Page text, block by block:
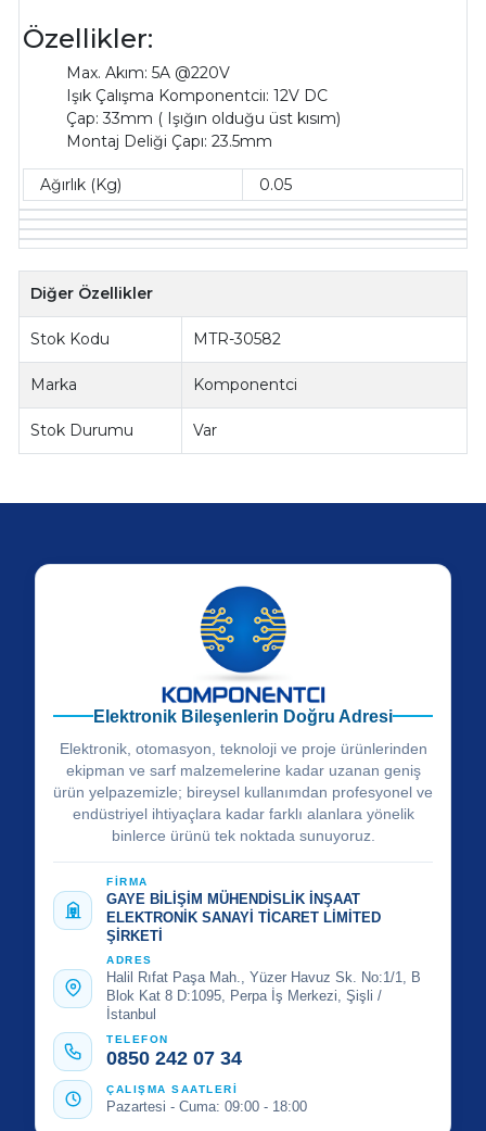
Özellikler:
Max. Akım: 5A @220V
Işık Çalışma Komponentciı: 12V DC
Çap: 33mm ( Işığın olduğu üst kısım)
Montaj Deliği Çapı: 23.5mm
Ağırlık (Kg) 0.05
Diğer Özellikler
Stok Kodu MTR-30582
Marka Komponentci
Stok Durumu Var
Elektronik Bileşenlerin Doğru Adresi
Elektronik, otomasyon, teknoloji ve proje ürünlerinden
ekipman ve sarf malzemelerine kadar uzanan geniş
ürün yelpazemizle; bireysel kullanımdan profesyonel ve
endüstriyel ihtiyaçlara kadar farklı alanlara yönelik
binlerce ürünü tek noktada sunuyoruz.
FİRMA
GAYE BİLİŞİM MÜHENDİSLİK İNŞAAT
ELEKTRONİK SANAYİ TİCARET LİMİTED
ŞİRKETİ
ADRES
Halil Rıfat Paşa Mah., Yüzer Havuz Sk. No:1/1, B
Blok Kat 8 D:1095, Perpa İş Merkezi, Şişli /
İstanbul
TELEFON
0850 242 07 34
ÇALIŞMA SAATLERİ
Pazartesi - Cuma: 09:00 - 18:00